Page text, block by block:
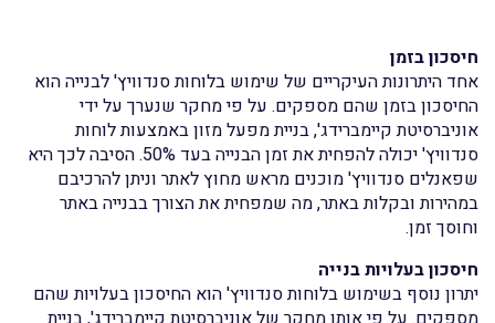
חיסכון בזמן
אחד היתרונות העיקריים של שימוש בלוחות סנדוויץ' לבנייה הוא
החיסכון בזמן שהם מספקים. על פי מחקר שנערך על ידי
אוניברסיטת קיימברידג', בניית מפעל מזון באמצעות לוחות
סנדוויץ' יכולה להפחית את זמן הבנייה בעד 50%. הסיבה לכך היא
שפאנלים סנדוויץ' מוכנים מראש מחוץ לאתר וניתן להרכיבם
במהירות ובקלות באתר, מה שמפחית את הצורך בבנייה באתר
וחוסך זמן.
חיסכון בעלויות בנייה
יתרון נוסף בשימוש בלוחות סנדוויץ' הוא החיסכון בעלויות שהם